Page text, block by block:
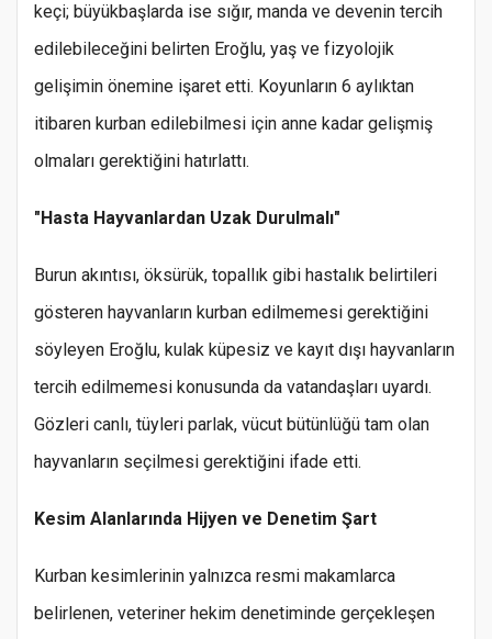
keçi; büyükbaşlarda ise sığır, manda ve devenin tercih
edilebileceğini belirten Eroğlu, yaş ve fizyolojik
gelişimin önemine işaret etti. Koyunların 6 aylıktan
itibaren kurban edilebilmesi için anne kadar gelişmiş
olmaları gerektiğini hatırlattı.
"Hasta Hayvanlardan Uzak Durulmalı"
Burun akıntısı, öksürük, topallık gibi hastalık belirtileri
gösteren hayvanların kurban edilmemesi gerektiğini
söyleyen Eroğlu, kulak küpesiz ve kayıt dışı hayvanların
tercih edilmemesi konusunda da vatandaşları uyardı.
Gözleri canlı, tüyleri parlak, vücut bütünlüğü tam olan
hayvanların seçilmesi gerektiğini ifade etti.
Kesim Alanlarında Hijyen ve Denetim Şart
Kurban kesimlerinin yalnızca resmi makamlarca
belirlenen, veteriner hekim denetiminde gerçekleşen